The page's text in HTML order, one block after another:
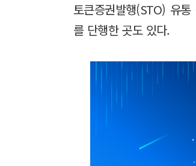
토큰증권발행(STO) 유
를 단행한 곳도 있다.